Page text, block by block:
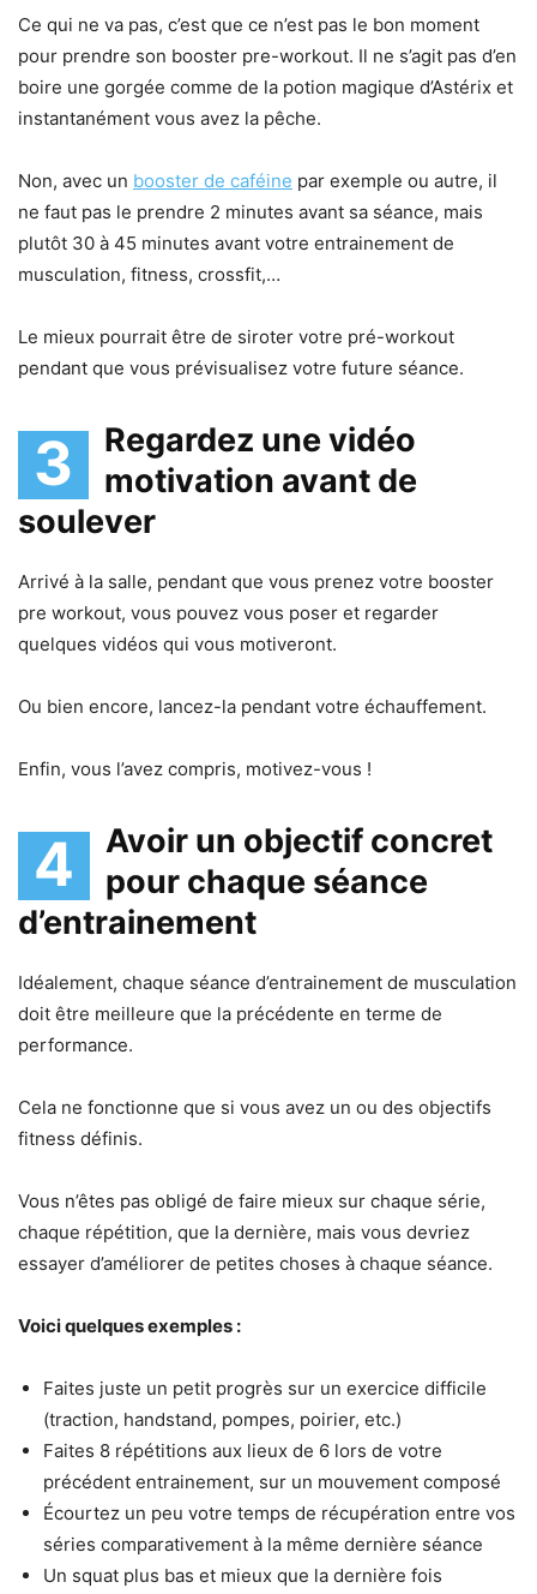
Ce qui ne va pas, c’est que ce n’est pas le bon moment
pour prendre son booster pre-workout. Il ne s’agit pas d’en
boire une gorgée comme de la potion magique d’Astérix et
instantanément vous avez la pêche.
Non, avec un booster de caféine par exemple ou autre, il
ne faut pas le prendre 2 minutes avant sa séance, mais
plutôt 30 à 45 minutes avant votre entrainement de
musculation, fitness, crossfit,…
Le mieux pourrait être de siroter votre pré-workout
pendant que vous prévisualisez votre future séance.
3
Regardez une vidéo
motivation avant de
soulever
Arrivé à la salle, pendant que vous prenez votre booster
pre workout, vous pouvez vous poser et regarder
quelques vidéos qui vous motiveront.
Ou bien encore, lancez-la pendant votre échauffement.
Enfin, vous l’avez compris, motivez-vous !
4
Avoir un objectif concret
pour chaque séance
d’entrainement
Idéalement, chaque séance d’entrainement de musculation
doit être meilleure que la précédente en terme de
performance.
Cela ne fonctionne que si vous avez un ou des objectifs
fitness définis.
Vous n’êtes pas obligé de faire mieux sur chaque série,
chaque répétition, que la dernière, mais vous devriez
essayer d’améliorer de petites choses à chaque séance.
Voici quelques exemples :
Faites juste un petit progrès sur un exercice difficile
(traction, handstand, pompes, poirier, etc.)
Faites 8 répétitions aux lieux de 6 lors de votre
précédent entrainement, sur un mouvement composé
Écourtez un peu votre temps de récupération entre vos
séries comparativement à la même dernière séance
Un squat plus bas et mieux que la dernière fois